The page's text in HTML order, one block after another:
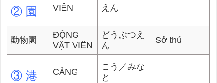
② 園 VIÊN えん
動物園
ĐỘNG
VẬT VIÊN
どうぶつえ
ん
Sở thú
③ 港 CẢNG
こう／みな
と